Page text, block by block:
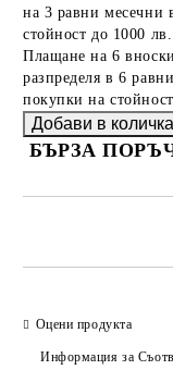
на 3 равни месечни
стойност до 1000
Плащане на 6
разпределя в 6
покупки на
БЪРЗА
Ние ще се свържем
Оцени продукта
Информация за